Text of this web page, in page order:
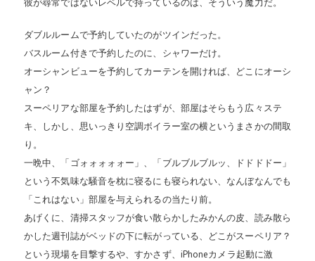
ダブルルームで予約していたのがツインだった。
バスルーム付きで予約したのに、シャワーだけ。
オーシャンビューを予約してカーテンを開ければ、どこにオーシ
ャン？
スーペリアな部屋を予約したはずが、部屋はそらもう広々ステ
キ、しかし、思いっきり空調ボイラー室の横というまさかの間取
り。
一晩中、「ゴォォォォォー」、「ブルブルブルッ、ドドドドー」
という不気味な騒音を枕に寝るにも寝られない、なんぼなんでも
「これはない」部屋を与えられるの当たり前。
あげくに、清掃スタッフが食い散らかしたみかんの皮、読み散ら
かした週刊誌がベッドの下に転がっている、どこがスーペリア？
という現場を目撃するや、すかさず、iPhoneカメラ起動に激